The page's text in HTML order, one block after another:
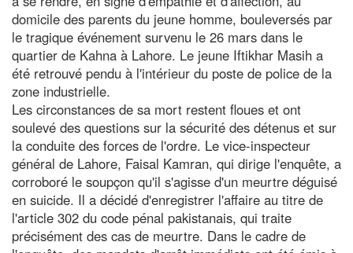
domicile des parents du jeune homme, bouleversés par
le tragique événement survenu le 26 mars dans le
quartier de Kahna à Lahore. Le jeune Iftikhar Masih a
été retrouvé pendu à l'intérieur du poste de police de la
zone industrielle.
Les circonstances de sa mort restent floues et ont
soulevé des questions sur la sécurité des détenus et sur
la conduite des forces de l'ordre. Le vice-inspecteur
général de Lahore, Faisal Kamran, qui dirige l'enquête, a
corroboré le soupçon qu'il s'agisse d'un meurtre déguisé
en suicide. Il a décidé d'enregistrer l'affaire au titre de
l'article 302 du code pénal pakistanais, qui traite
précisément des cas de meurtre. Dans le cadre de